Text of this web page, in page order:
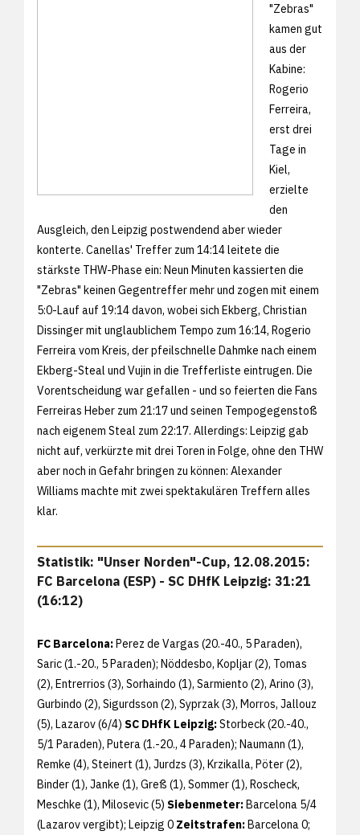
"Zebras"
kamen gut
aus der
Kabine:
Rogerio
Ferreira,
erst drei
Tage in
Kiel,
erzielte
den
Ausgleich, den Leipzig postwendend aber wieder
konterte. Canellas' Treffer zum 14:14 leitete die
stärkste THW-Phase ein: Neun Minuten kassierten die
"Zebras" keinen Gegentreffer mehr und zogen mit einem
5:0-Lauf auf 19:14 davon, wobei sich Ekberg, Christian
Dissinger mit unglaublichem Tempo zum 16:14, Rogerio
Ferreira vom Kreis, der pfeilschnelle Dahmke nach einem
Ekberg-Steal und Vujin in die Trefferliste eintrugen. Die
Vorentscheidung war gefallen - und so feierten die Fans
Ferreiras Heber zum 21:17 und seinen Tempogegenstoß
nach eigenem Steal zum 22:17. Allerdings: Leipzig gab
nicht auf, verkürzte mit drei Toren in Folge, ohne den THW
aber noch in Gefahr bringen zu können: Alexander
Williams machte mit zwei spektakulären Treffern alles
klar.
Statistik: "Unser Norden"-Cup, 12.08.2015:
FC Barcelona (ESP) - SC DHfK Leipzig: 31:21
(16:12)
FC Barcelona:Perez de Vargas (20.-40., 5 Paraden),
Saric (1.-20., 5 Paraden); Nöddesbo, Kopljar (2), Tomas
(2), Entrerrios (3), Sorhaindo (1), Sarmiento (2), Arino (3),
Gurbindo (2), Sigurdsson (2), Syprzak (3), Morros, Jallouz
(5), Lazarov (6/4) SC DHfK Leipzig:Storbeck (20.-40.,
5/1 Paraden), Putera (1.-20., 4 Paraden); Naumann (1),
Remke (4), Steinert (1), Jurdzs (3), Krzikalla, Pöter (2),
Binder (1), Janke (1), Greß (1), Sommer (1), Roscheck,
Meschke (1), Milosevic (5) Siebenmeter:Barcelona 5/4
(Lazarov vergibt); Leipzig 0 Zeitstrafen:Barcelona 0;